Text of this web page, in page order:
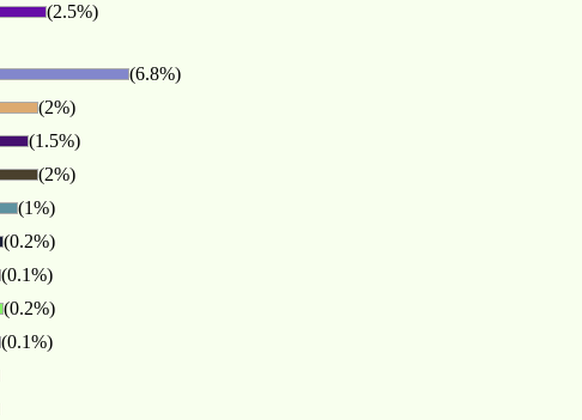
(2.5%)
(6.8%)
(2%)
(1.5%)
(2%)
(1%)
(0.2%)
(0.1%)
(0.2%)
(0.1%)